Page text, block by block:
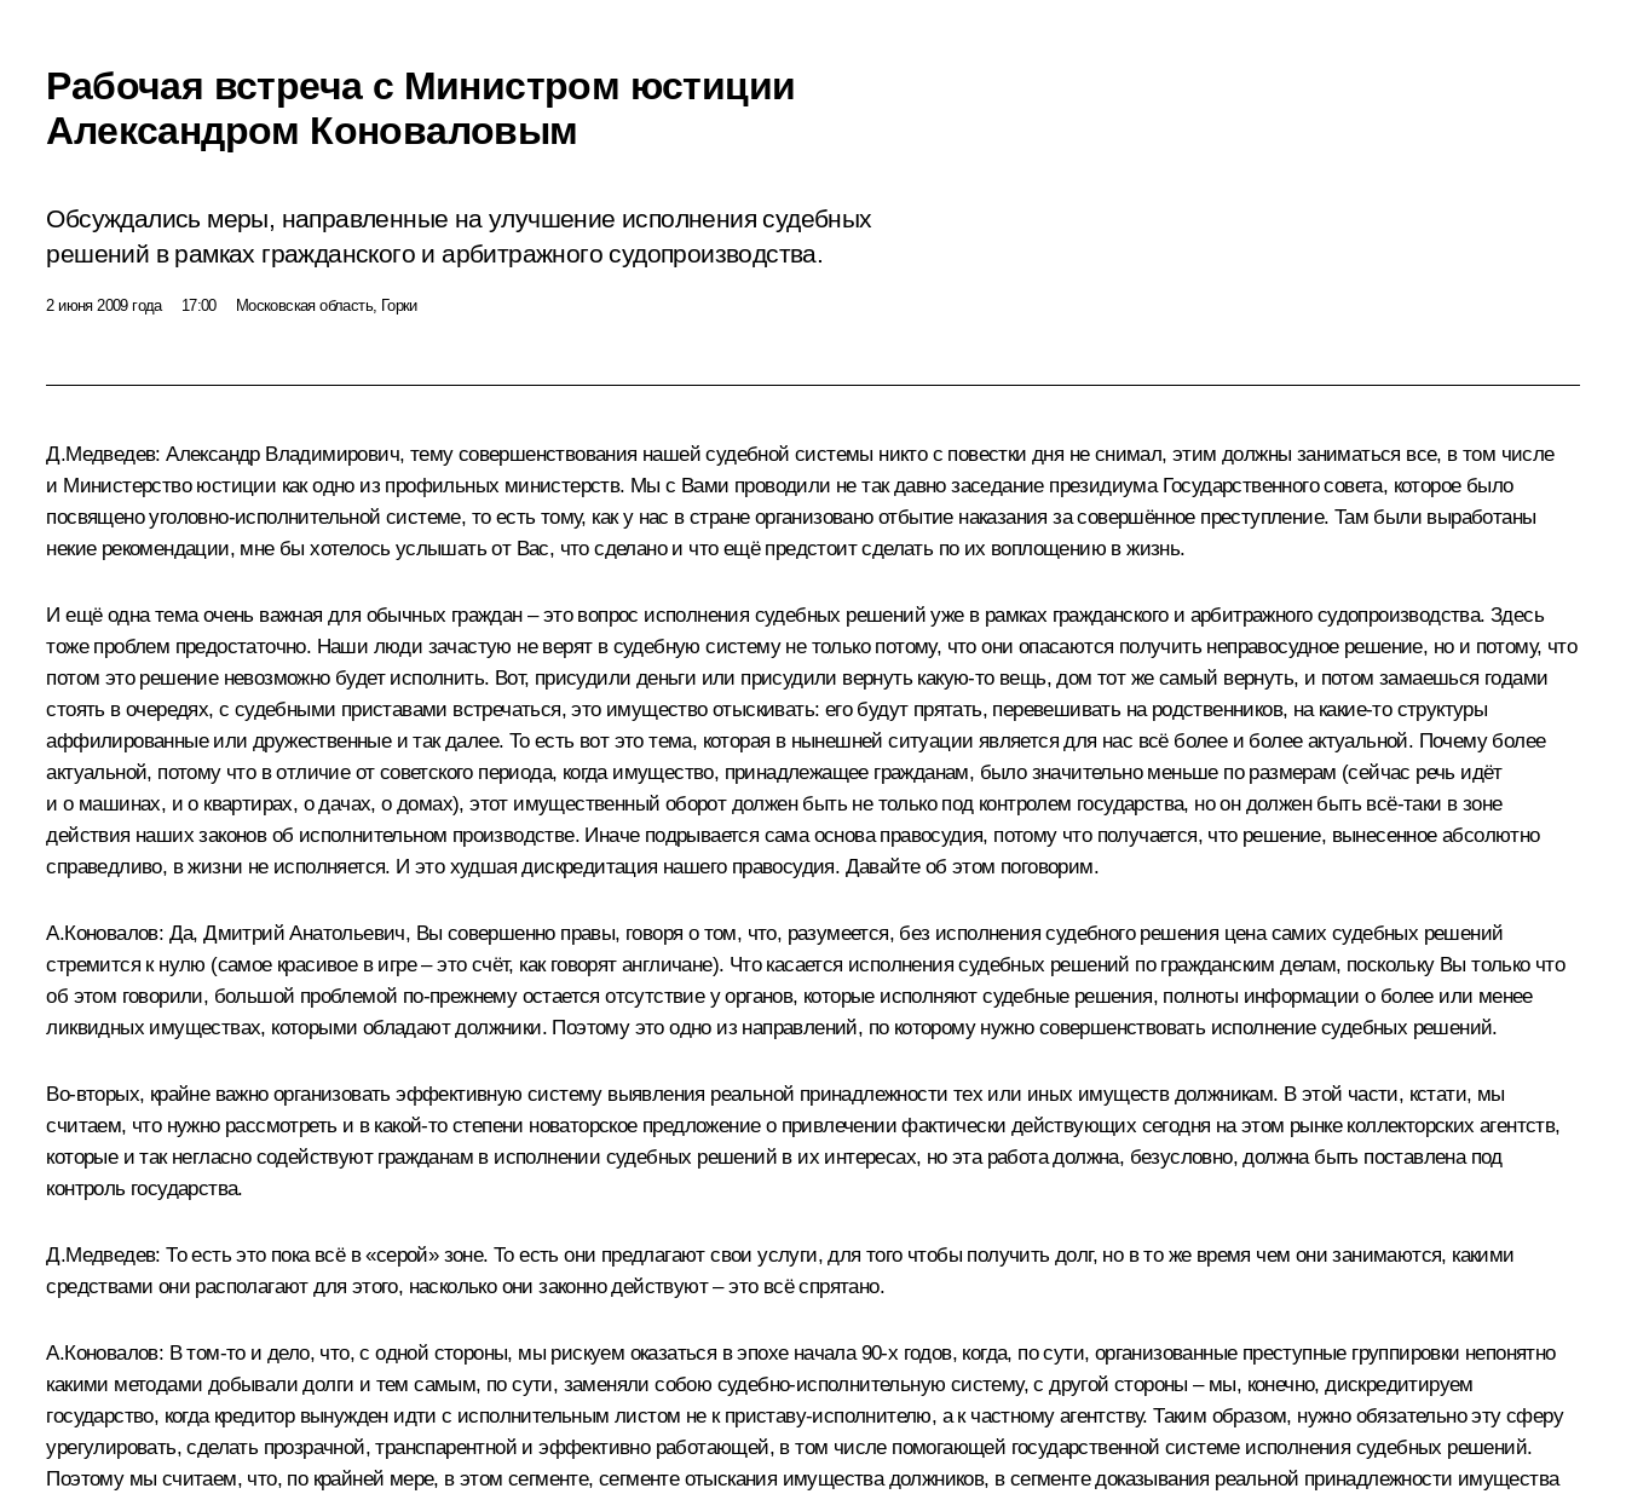
Рабочая встреча с Министром юстиции
Александром Коноваловым
Обсуждались меры, направленные на улучшение исполнения судебных
решений в рамках гражданского и арбитражного судопроизводства.
2 июня 2009 года 17:00 Московская область, Горки
Д.Медведев: Александр Владимирович, тему совершенствования нашей судебной системы никто с повестки дня не снимал, этим должны заниматься все, в том числе
и Министерство юстиции как одно из профильных министерств. Мы с Вами проводили не так давно заседание президиума Государственного совета, которое было
посвящено уголовно-исполнительной системе, то есть тому, как у нас в стране организовано отбытие наказания за совершённое преступление. Там были выработаны
некие рекомендации, мне бы хотелось услышать от Вас, что сделано и что ещё предстоит сделать по их воплощению в жизнь.
И ещё одна тема очень важная для обычных граждан – это вопрос исполнения судебных решений уже в рамках гражданского и арбитражного судопроизводства. Здесь
тоже проблем предостаточно. Наши люди зачастую не верят в судебную систему не только потому, что они опасаются получить неправосудное решение, но и потому, что
потом это решение невозможно будет исполнить. Вот, присудили деньги или присудили вернуть какую‑то вещь, дом тот же самый вернуть, и потом замаешься годами
стоять в очередях, с судебными приставами встречаться, это имущество отыскивать: его будут прятать, перевешивать на родственников, на какие‑то структуры
аффилированные или дружественные и так далее. То есть вот это тема, которая в нынешней ситуации является для нас всё более и более актуальной. Почему более
актуальной, потому что в отличие от советского периода, когда имущество, принадлежащее гражданам, было значительно меньше по размерам (сейчас речь идёт
и о машинах, и о квартирах, о дачах, о домах), этот имущественный оборот должен быть не только под контролем государства, но он должен быть всё‑таки в зоне
действия наших законов об исполнительном производстве. Иначе подрывается сама основа правосудия, потому что получается, что решение, вынесенное абсолютно
справедливо, в жизни не исполняется. И это худшая дискредитация нашего правосудия. Давайте об этом поговорим.
А.Коновалов: Да, Дмитрий Анатольевич, Вы совершенно правы, говоря о том, что, разумеется, без исполнения судебного решения цена самих судебных решений
стремится к нулю (самое красивое в игре – это счёт, как говорят англичане). Что касается исполнения судебных решений по гражданским делам, поскольку Вы только что
об этом говорили, большой проблемой по‑прежнему остается отсутствие у органов, которые исполняют судебные решения, полноты информации о более или менее
ликвидных имуществах, которыми обладают должники. Поэтому это одно из направлений, по которому нужно совершенствовать исполнение судебных решений.
Во‑вторых, крайне важно организовать эффективную систему выявления реальной принадлежности тех или иных имуществ должникам. В этой части, кстати, мы
считаем, что нужно рассмотреть и в какой‑то степени новаторское предложение о привлечении фактически действующих сегодня на этом рынке коллекторских агентств,
которые и так негласно содействуют гражданам в исполнении судебных решений в их интересах, но эта работа должна, безусловно, должна быть поставлена под
контроль государства.
Д.Медведев: То есть это пока всё в «серой» зоне. То есть они предлагают свои услуги, для того чтобы получить долг, но в то же время чем они занимаются, какими
средствами они располагают для этого, насколько они законно действуют – это всё спрятано.
А.Коновалов: В том‑то и дело, что, с одной стороны, мы рискуем оказаться в эпохе начала 90-х годов, когда, по сути, организованные преступные группировки непонятно
какими методами добывали долги и тем самым, по сути, заменяли собою судебно-исполнительную систему, с другой стороны – мы, конечно, дискредитируем
государство, когда кредитор вынужден идти с исполнительным листом не к приставу-исполнителю, а к частному агентству. Таким образом, нужно обязательно эту сферу
урегулировать, сделать прозрачной, транспарентной и эффективно работающей, в том числе помогающей государственной системе исполнения судебных решений.
Поэтому мы считаем, что, по крайней мере, в этом сегменте, сегменте отыскания имущества должников, в сегменте доказывания реальной принадлежности имущества